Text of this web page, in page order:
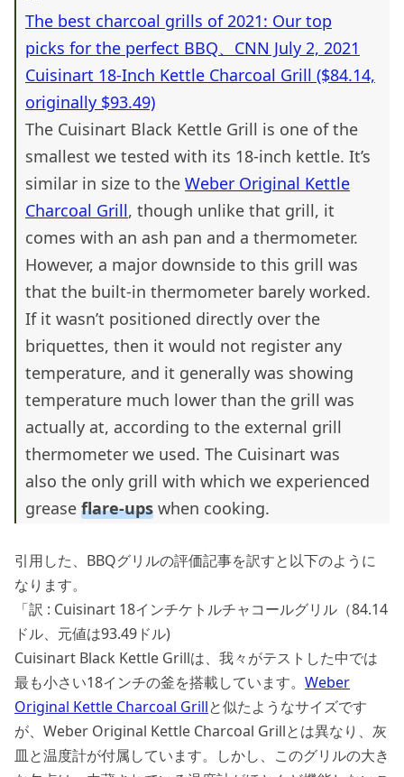
The best charcoal grills of 2021: Our top
picks for the perfect BBQ、CNN July 2, 2021
Cuisinart 18-Inch Kettle Charcoal Grill ($84.14,
originally $93.49)
The Cuisinart Black Kettle Grill is one of the
smallest we tested with its 18-inch kettle. It’s
similar in size to the Weber Original Kettle
Charcoal Grill, though unlike that grill, it
comes with an ash pan and a thermometer.
However, a major downside to this grill was
that the built-in thermometer barely worked.
If it wasn’t positioned directly over the
briquettes, then it would not register any
temperature, and it generally was showing
temperature much lower than the grill was
actually at, according to the external grill
thermometer we used. The Cuisinart was
also the only grill with which we experienced
grease flare-ups when cooking.
引用した、BBQグリルの評価記事を訳すと以下のように
なります。
「訳 : Cuisinart 18インチケトルチャコールグリル（84.14
ドル、元値は93.49ドル)
Cuisinart Black Kettle Grillは、我々がテストした中では
最も小さい18インチの釜を搭載しています。 Weber
Original Kettle Charcoal Grillと似たようなサイズです
が、Weber Original Kettle Charcoal Grillとは異なり、灰
皿と温度計が付属しています。しかし、このグリルの大き